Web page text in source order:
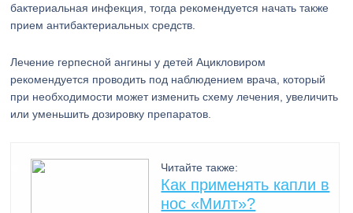
бактериальная инфекция, тогда рекомендуется начать также
прием антибактериальных средств.
Лечение герпесной ангины у детей Ацикловиром
рекомендуется проводить под наблюдением врача, который
при необходимости может изменить схему лечения, увеличить
или уменьшить дозировку препаратов.
Читайте также:
Как применять капли в
нос «Милт»?